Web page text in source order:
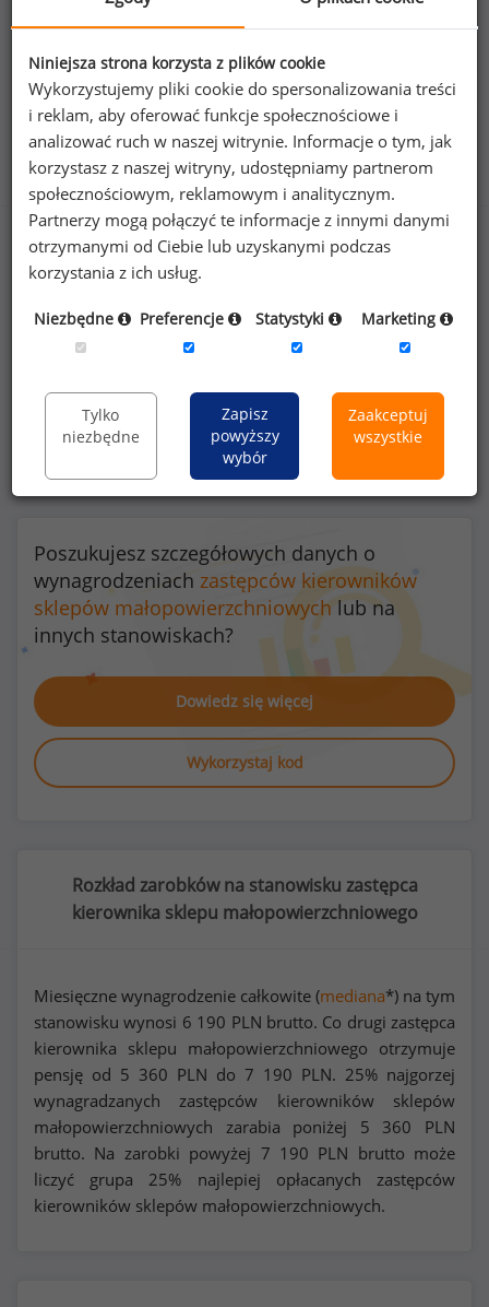
368 141
Benefity na stanowisku zastępca kierownika sklepu
małopowierzchniowego
43 %
prywatna opieka medyczna dla pracownika
Poszukujesz szczegółowych danych o
wynagrodzeniach zastępców kierowników
sklepów małopowierzchniowych lub na
innych stanowiskach?
Dowiedz się więcej
Wykorzystaj kod
Rozkład zarobków na stanowisku zastępca
kierownika sklepu małopowierzchniowego
Miesięczne wynagrodzenie całkowite (mediana*) na tym
stanowisku wynosi 6 190 PLN brutto. Co drugi zastępca
kierownika sklepu małopowierzchniowego otrzymuje
pensję od 5 360 PLN do 7 190 PLN. 25% najgorzej
wynagradzanych zastępców kierowników sklepów
małopowierzchniowych zarabia poniżej 5 360 PLN
brutto. Na zarobki powyżej 7 190 PLN brutto może
liczyć grupa 25% najlepiej opłacanych zastępców
kierowników sklepów małopowierzchniowych.
Niniejsza strona korzysta z plików cookie
Wykorzystujemy pliki cookie do spersonalizowania treści
i reklam, aby oferować funkcje społecznościowe i
analizować ruch w naszej witrynie. Informacje o tym, jak
korzystasz z naszej witryny, udostępniamy partnerom
społecznościowym, reklamowym i analitycznym.
Partnerzy mogą połączyć te informacje z innymi danymi
otrzymanymi od Ciebie lub uzyskanymi podczas
korzystania z ich usług.
Niezbędne Preferencje Statystyki Marketing
Tylko
niezbędne
Zapisz
powyższy
wybór
Zaakceptuj
wszystkie